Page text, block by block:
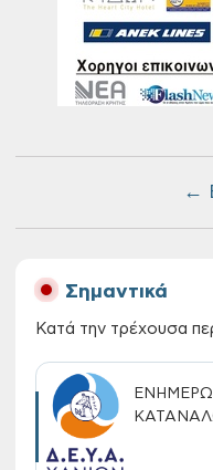
←
Σημαντικά
Κατά την τρέχουσα